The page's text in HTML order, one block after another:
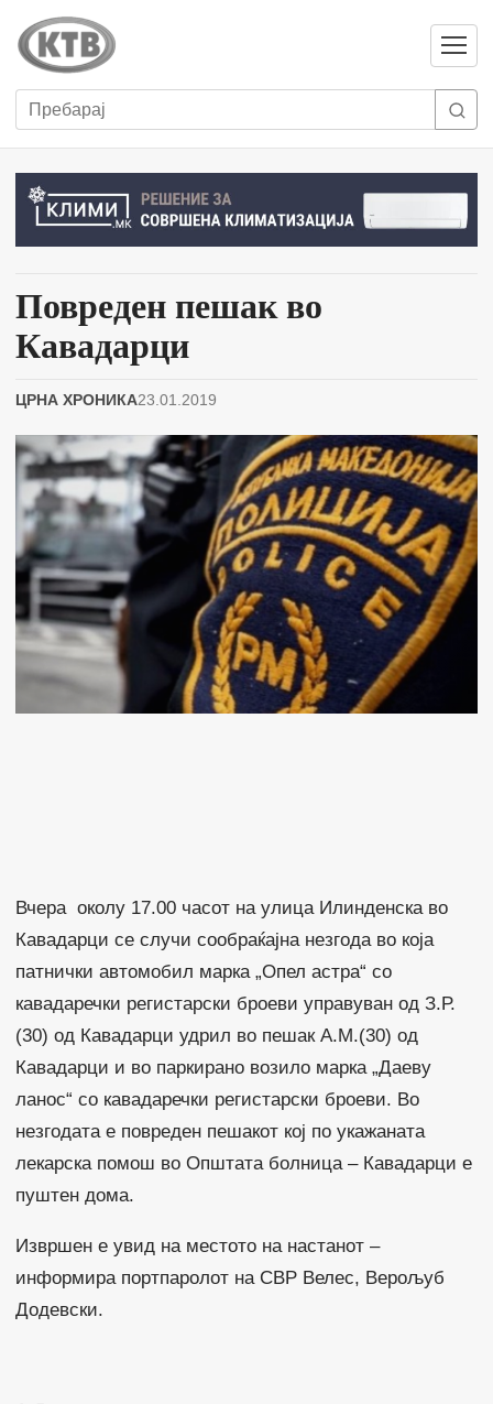
Отвори
мени
Пребарај
Повреден пешак во
Кавадарци
ЦРНА ХРОНИКА23.01.2019
Вчера околу 17.00 часот на улица Илинденска во
Кавадарци се случи сообраќајна незгода во која
патнички автомобил марка „Опел астра“ со
кавадаречки регистарски броеви управуван од З.Р.
(30) од Кавадарци удрил во пешак А.М.(30) од
Кавадарци и во паркирано возило марка „Даеву
ланос“ со кавадаречки регистарски броеви. Во
незгодата е повреден пешакот кој по укажаната
лекарска помош во Општата болница – Кавадарци е
пуштен дома.
Извршен е увид на местото на настанот –
информира портпаролот на СВР Велес, Верољуб
Додевски.